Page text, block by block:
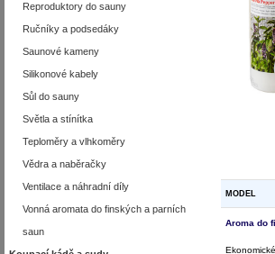
Reproduktory do sauny
Ručníky a podsedáky
Saunové kameny
Silikonové kabely
Sůl do sauny
Světla a stínítka
Teploměry a vlhkoměry
Vědra a naběračky
Ventilace a náhradní díly
Vonná aromata do finských a parních
saun
MODEL
Aroma do